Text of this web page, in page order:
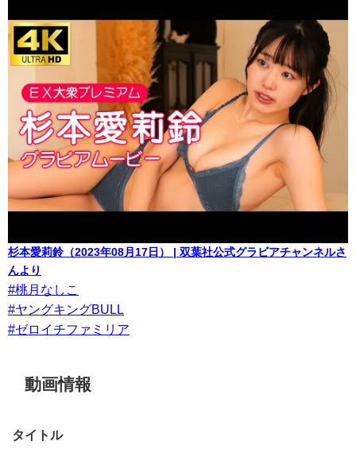
杉本愛莉鈴（2023年08月17日） | 双葉社公式グラビアチャンネルさ
んより
#桃月なしこ
#ヤングキングBULL
#ゼロイチファミリア
動画情報
タイトル